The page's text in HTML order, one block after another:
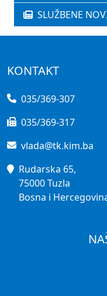
SLUŽBENE
KONTAKT
035/369-307
035/369-317
vlada@tk.kim.ba
Rudarska 65,
75000 Tuzla
Bosna i